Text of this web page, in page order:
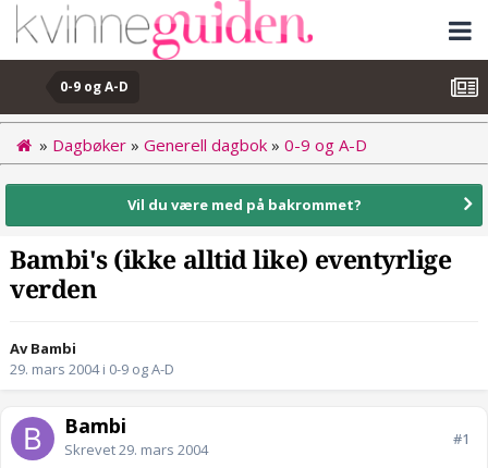
0-9 og A-D
» Dagbøker » Generell dagbok » 0-9 og A-D
Vil du være med på bakrommet?
Bambi's (ikke alltid like) eventyrlige
verden
Av Bambi
29. mars 2004i 0-9 og A-D
Bambi
Skrevet29. mars 2004
#1